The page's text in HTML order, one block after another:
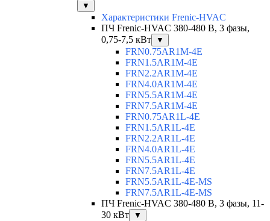
▼
Характеристики Frenic-HVAC
ПЧ Frenic-HVAC 380-480 В, 3 фазы,
0,75-7,5 кВт
▼
FRN0.75AR1M-4E
FRN1.5AR1M-4E
FRN2.2AR1M-4E
FRN4.0AR1M-4E
FRN5.5AR1M-4E
FRN7.5AR1M-4E
FRN0.75AR1L-4E
FRN1.5AR1L-4E
FRN2.2AR1L-4E
FRN4.0AR1L-4E
FRN5.5AR1L-4E
FRN7.5AR1L-4E
FRN5.5AR1L-4E-MS
FRN7.5AR1L-4E-MS
ПЧ Frenic-HVAC 380-480 В, 3 фазы, 11-
30 кВт
▼